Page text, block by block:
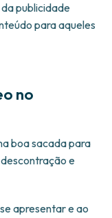
publicidade
para aqueles
no
boa sacada para
e
apresentar e ao